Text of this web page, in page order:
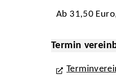
Ab 31,50
Termin